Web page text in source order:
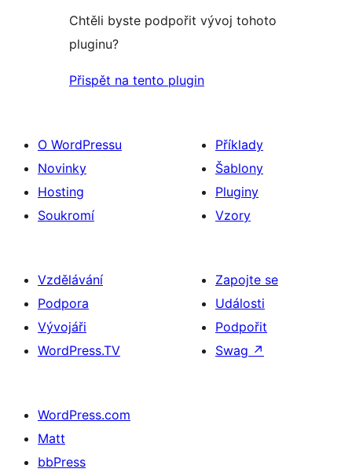
Chtěli byste podpořit vývoj tohoto
pluginu?
Přispět na tento plugin
O WordPressu
Novinky
Hosting
Soukromí
Příklady
Šablony
Pluginy
Vzory
Vzdělávání
Podpora
Vývojáři
WordPress.TV
Zapojte se
Události
Podpořit
Swag ↗
WordPress.com
Matt
bbPress